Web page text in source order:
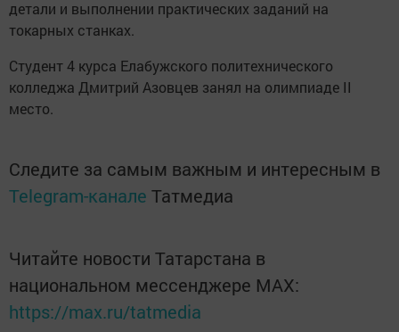
детали и выполнении практических заданий на
токарных станках.
Студент 4 курса Елабужского политехнического
колледжа Дмитрий Азовцев занял на олимпиаде II
место.
Следите за самым важным и интересным в
Telegram-канале Татмедиа
Читайте новости Татарстана в
национальном мессенджере MАХ:
https://max.ru/tatmedia